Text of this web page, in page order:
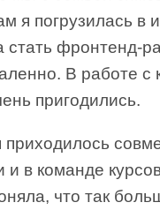
я погрузилась в
стать фронтенд-
В работе с
пригодились.
и в команде
что так